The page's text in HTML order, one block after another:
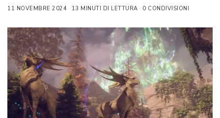
11 NOVEMBRE 2024 13 MINUTI DI LETTURA 0 CONDIVISIONI